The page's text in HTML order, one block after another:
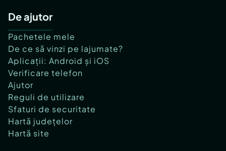
De ajutor
Pachetele mele
De ce să vinzi pe lajumate?
Aplicații: Android și iOS
Verificare telefon
Ajutor
Reguli de utilizare
Sfaturi de securitate
Hartă județelor
Hartă site